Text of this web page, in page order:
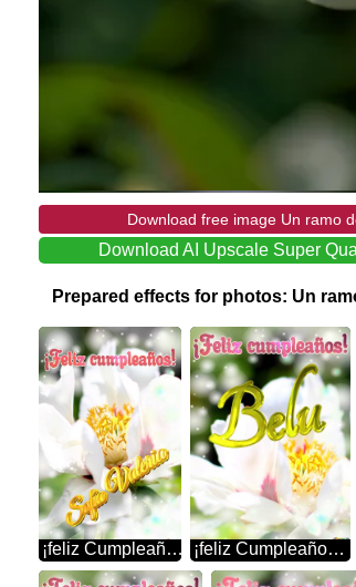
Download free image Un ramo
Download AI Upscale Super
Prepared effects for photos: Un
¡feliz Cumpleaños! Sofía Valeria Flores Que Enamoran: Una Oda Al Amor Y La Amistad ¡feliz Cumpleaños! Belu Flores De La Primavera: Una Explosión De Color Para Celebrar